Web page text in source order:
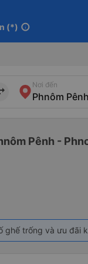
(*) info
Nơi đến
Pênh -
ghế trống và ưu đãi